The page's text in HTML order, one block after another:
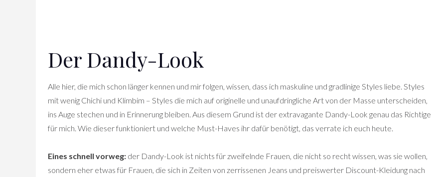
Der Dandy-Look
Alle hier, die mich schon länger kennen und mir folgen, wissen, dass ich maskuline und gradlinige Styles liebe. Styles
mit wenig Chichi und Klimbim – Styles die mich auf originelle und unaufdringliche Art von der Masse unterscheiden,
ins Auge stechen und in Erinnerung bleiben. Aus diesem Grund ist der extravagante Dandy-Look genau das Richtige
für mich. Wie dieser funktioniert und welche Must-Haves ihr dafür benötigt, das verrate ich euch heute.
Eines schnell vorweg: der Dandy-Look ist nichts für zweifelnde Frauen, die nicht so recht wissen, was sie wollen,
sondern eher etwas für Frauen, die sich in Zeiten von zerrissenen Jeans und preiswerter Discount-Kleidung nach